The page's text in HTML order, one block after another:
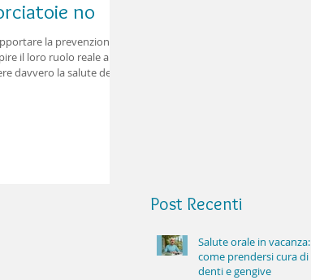
no
la prevenzione
il loro ruolo reale aiuta
davvero la salute dei
Post Recenti
Salute orale in vacanza:
come prendersi cura di
denti e gengive